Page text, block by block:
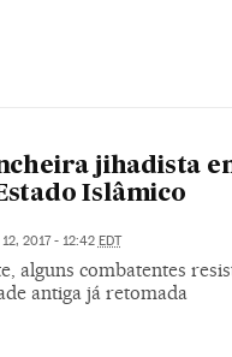
jihadista
Islâmico
2017 - 12:42 EDT
alguns combatentes
antiga já retomada